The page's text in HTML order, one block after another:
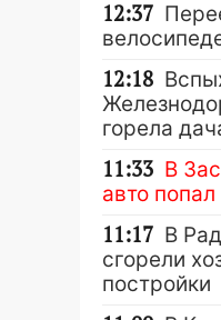
12:37
12:18
горела
11:33 В
авто
11:17 В
сгорели
постройки